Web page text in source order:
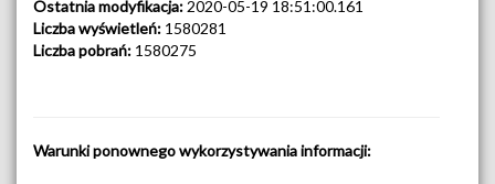
Ostatnia modyfikacja: 2020-05-19 18:51:00.161
Liczba wyświetleń: 1580281
Liczba pobrań: 1580275
Warunki ponownego wykorzystywania informacji: